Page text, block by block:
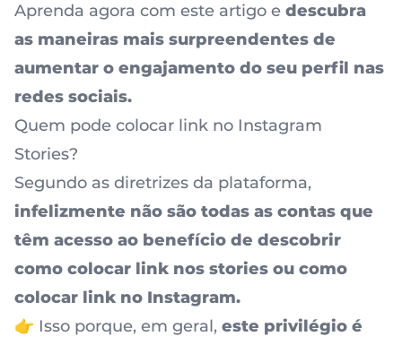
Aprenda agora com este artigo e descubra
as maneiras mais surpreendentes de
aumentar o engajamento do seu perfil nas
redes sociais.
Quem pode colocar link no Instagram
Stories?
Segundo as diretrizes da plataforma,
infelizmente não são todas as contas que
têm acesso ao benefício de descobrir
como colocar link nos stories ou como
colocar link no Instagram.
👉 Isso porque, em geral, este privilégio é